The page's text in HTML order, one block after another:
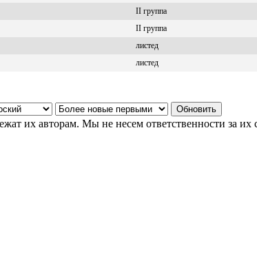
II группа
II группа
листед
листед
их авторам. Мы не несем ответственности за их